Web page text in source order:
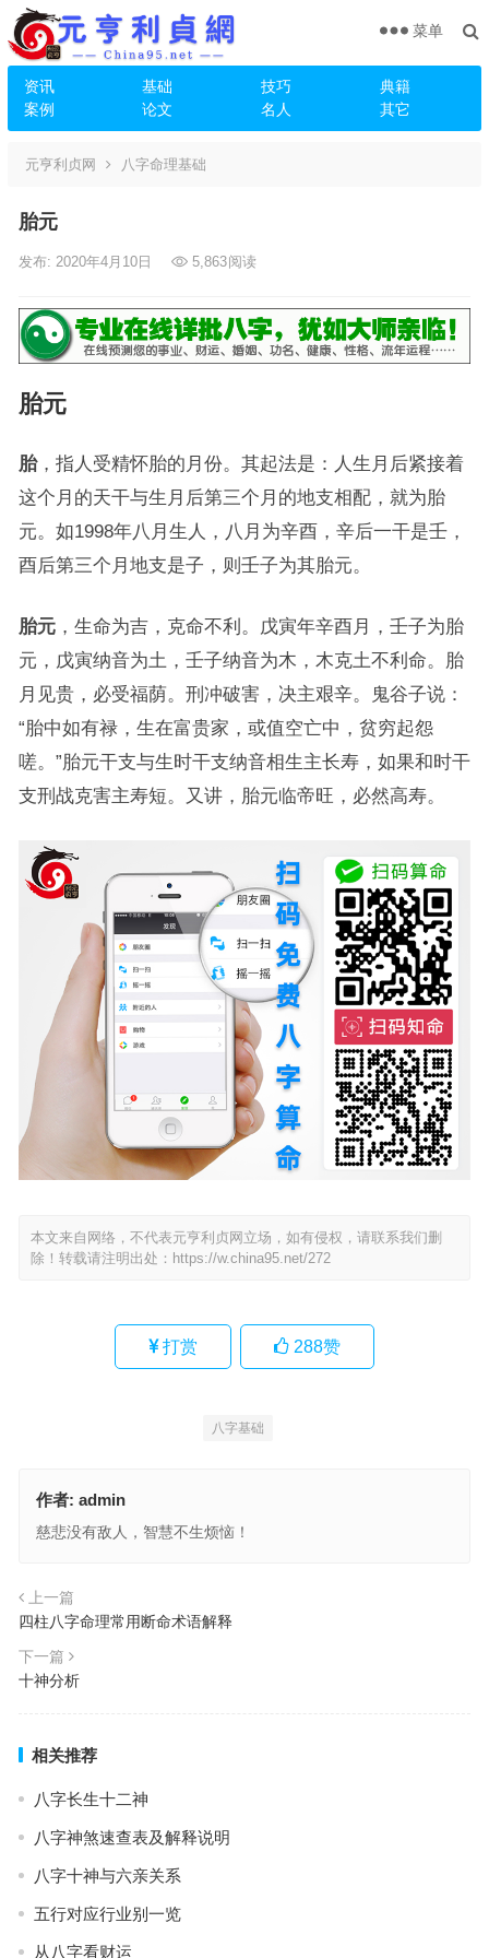
资讯 基础 技巧
典籍
案例
论文 名人 其它
菜单
元亨利贞网 八字命理基础
胎元
发布: 2020年4月10日 5,863阅读
胎元
胎，指人受精怀胎的月份。其起法是：人生月后紧接着
这个月的天干与生月后第三个月的地支相配，就为胎
元。如1998年八月生人，八月为辛酉，辛后一干是壬，
酉后第三个月地支是子，则壬子为其胎元。
胎元，生命为吉，克命不利。戊寅年辛酉月，壬子为胎
元，戊寅纳音为土，壬子纳音为木，木克土不利命。胎
月见贵，必受福荫。刑冲破害，决主艰辛。鬼谷子说：
“胎中如有禄，生在富贵家，或值空亡中，贫穷起怨
嗟。”胎元干支与生时干支纳音相生主长寿，如果和时干
支刑战克害主寿短。又讲，胎元临帝旺，必然高寿。
本文来自网络，不代表元亨利贞网立场，如有侵权，请联系我们删
除！转载请注明出处： https://w.china95.net/272
打赏 288赞
八字基础
作者: admin
慈悲没有敌人，智慧不生烦恼！
上一篇
四柱八字命理常用断命术语解释
下一篇
十神分析
相关推荐
八字长生十二神
八字神煞速查表及解释说明
八字十神与六亲关系
五行对应行业别一览
从八字看财运